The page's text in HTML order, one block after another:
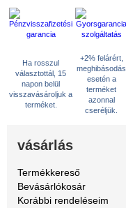
Ha rosszul
választottál, 15
napon belül
visszavásároljuk a
terméket.
+2% felárért,
meghibásodás
esetén a
terméket
azonnal
cseréljük.
vásárlás
Termékkereső
Bevásárlókosár
Korábbi rendeléseim